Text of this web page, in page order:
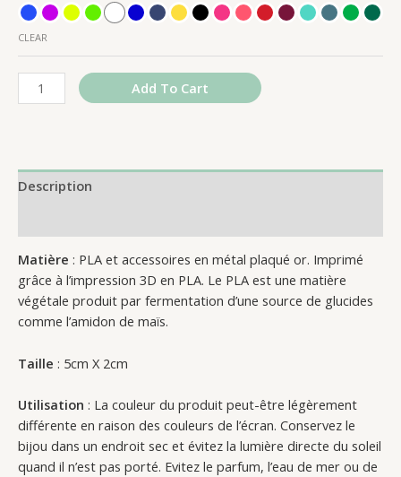
CLEAR
Add To Cart
Description
Matière : PLA et accessoires en métal plaqué or. Imprimé
grâce à l’impression 3D en PLA. Le PLA est une matière
végétale produit par fermentation d’une source de glucides
comme l’amidon de maïs.
Taille : 5cm X 2cm
Utilisation : La couleur du produit peut-être légèrement
différente en raison des couleurs de l’écran. Conservez le
bijou dans un endroit sec et évitez la lumière directe du soleil
quand il n’est pas porté. Evitez le parfum, l’eau de mer ou de